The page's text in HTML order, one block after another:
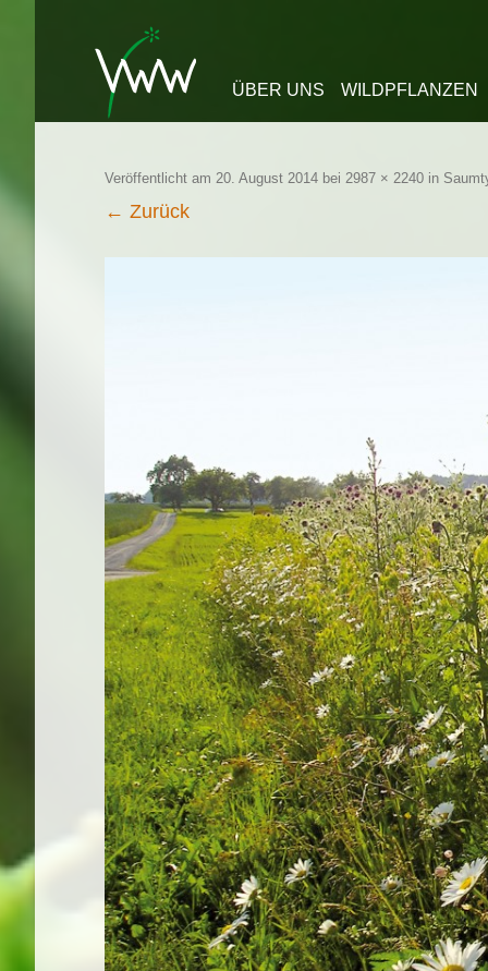
ÜBER UNS WILDPFLANZEN
Veröffentlicht am 20. August 2014 bei 2987 × 2240 in
← Zurück